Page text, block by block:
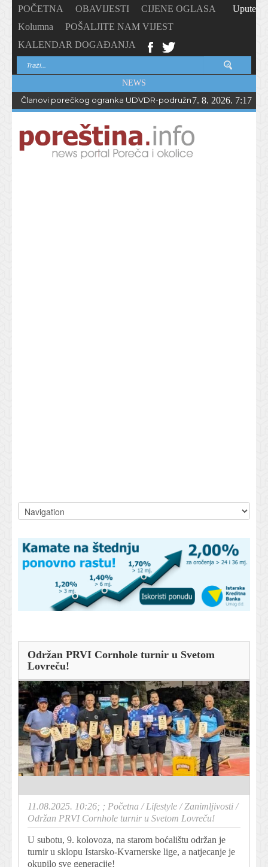
POČETNA OBAVIJESTI
CIJENE OGLASA
Kolumna
POŠALJITE NAM VIJEST
KALENDAR DOGAĐANJA
Upute
NEWS
Članovi porečkog ogranka UDVDR-podružnice Istarske
7. 8. 2026. 7:17
Održan PRVI Cornhole turnir u Svetom
Lovreču!
11.08.2025. 10:26; ; Početna /Lifestyle /Zanimljivosti /
Održan PRVI Cornhole turnir u Svetom Lovreču!
U subotu, 9. kolovoza, na starom boćalištu održan je
turnir u sklopu Istarsko-Kvarnerske lige, a natjecanje je
okupilo sve generacije!